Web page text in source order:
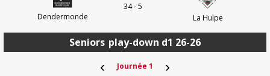
Dendermonde
34 - 5
La Hulpe
Seniors play-down d1 26-26
‹ Journée 1 ›